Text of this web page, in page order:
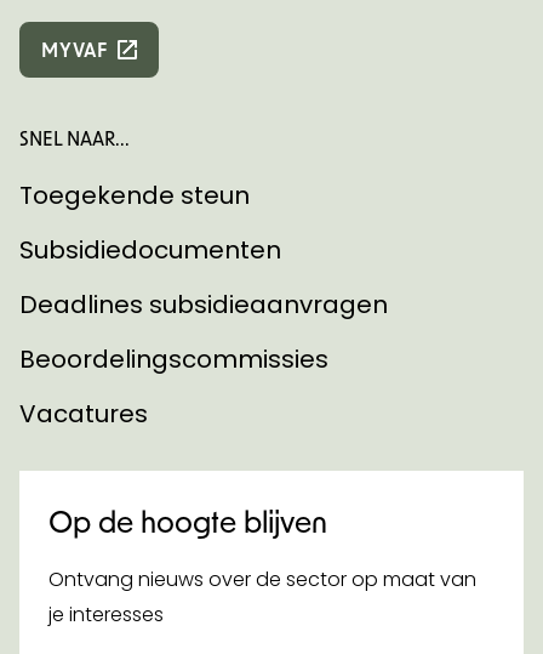
MYVAF
SNEL NAAR...
Toegekende steun
Subsidiedocumenten
Deadlines subsidieaanvragen
Beoordelingscommissies
Vacatures
Op de hoogte blijven
Ontvang nieuws over de sector op maat van
je interesses